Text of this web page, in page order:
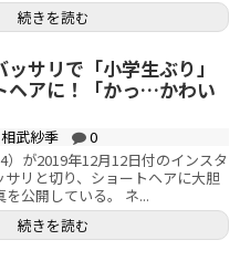
続きを読む
サリで「小学生ぶり」
ヘアに！「かっ…かわい
相武紗季
0
）が2019年12月12日付のインスタ
サリと切り、ショートヘアに大胆
公開している。 ネ...
続きを読む